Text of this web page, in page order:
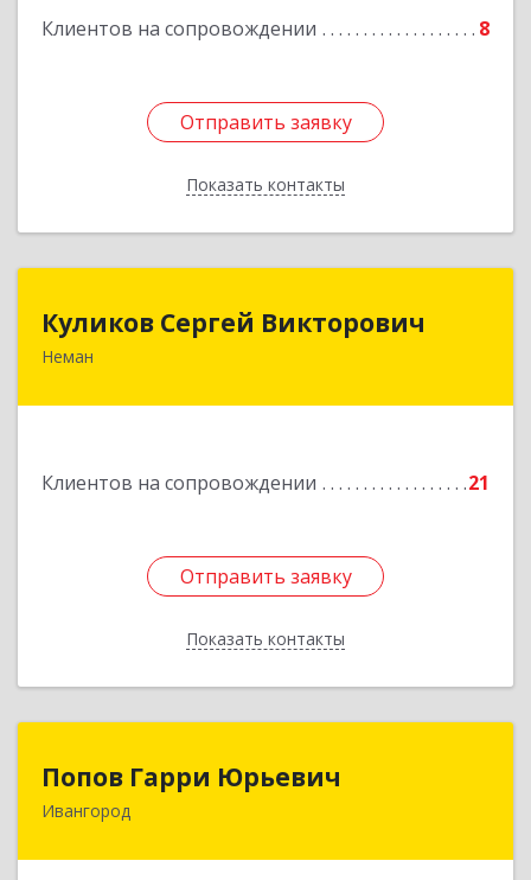
Клиентов на сопровождении 8
Отправить заявку
Показать контакты
Отправить заявку
Назад
Куликов Сергей Викторович
Неман
Клиентов на сопровождении 21
Отправить заявку
Показать контакты
Куликов Сергей Викторович
Отправить заявку
Назад
Попов Гарри Юрьевич
Ивангород